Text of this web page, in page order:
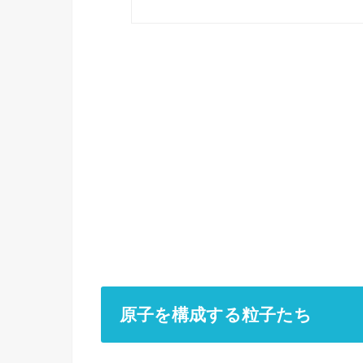
原子を構成する粒子たち